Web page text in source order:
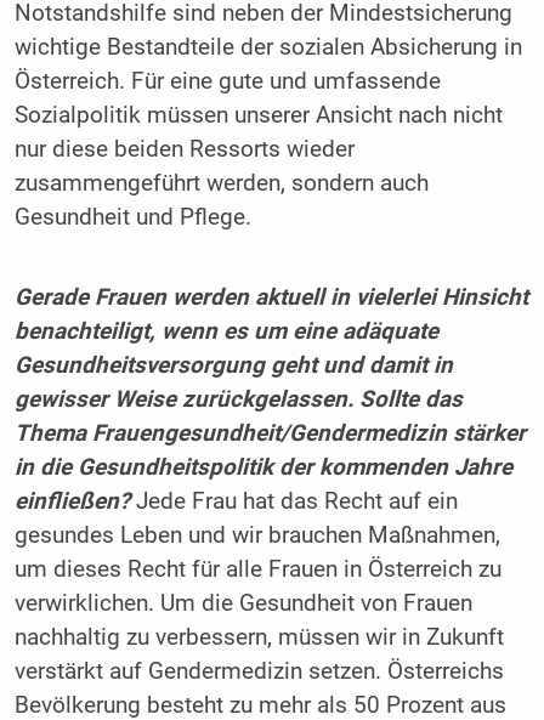
Notstandshilfe sind neben der Mindestsicherung
wichtige Bestandteile der sozialen Absicherung in
Österreich. Für eine gute und umfassende
Sozialpolitik müssen unserer Ansicht nach nicht
nur diese beiden Ressorts wieder
zusammengeführt werden, sondern auch
Gesundheit und Pflege.
Gerade Frauen werden aktuell in vielerlei Hinsicht
benachteiligt, wenn es um eine adäquate
Gesundheitsversorgung geht und damit in
gewisser Weise zurückgelassen. Sollte das
Thema Frauengesundheit/Gendermedizin stärker
in die Gesundheitspolitik der kommenden Jahre
einfließen?Jede Frau hat das Recht auf ein
gesundes Leben und wir brauchen Maßnahmen,
um dieses Recht für alle Frauen in Österreich zu
verwirklichen. Um die Gesundheit von Frauen
nachhaltig zu verbessern, müssen wir in Zukunft
verstärkt auf Gendermedizin setzen. Österreichs
Bevölkerung besteht zu mehr als 50 Prozent aus